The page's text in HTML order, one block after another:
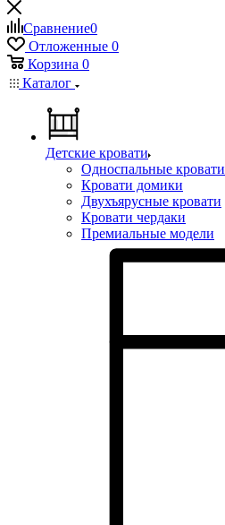
Сравнение0
Отложенные 0
Корзина 0
Каталог
Детские кровати
Односпальные кровати
Кровати домики
Двухъярусные кровати
Кровати чердаки
Премиальные модели